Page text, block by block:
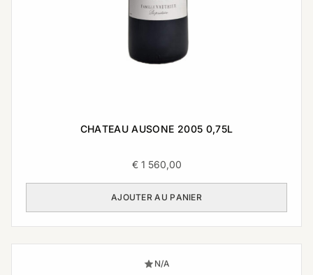
CHATEAU AUSONE 2005 0,75L
€1 560,00
AJOUTER AU PANIER
N/A